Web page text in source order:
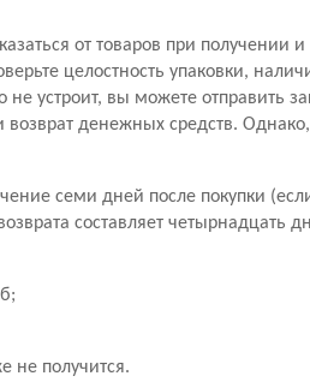
от товаров при получении
целостность упаковки,
не устроит, вы можете отправить
денежных средств.
семи дней после покупки
составляет четырнадцать
не получится.